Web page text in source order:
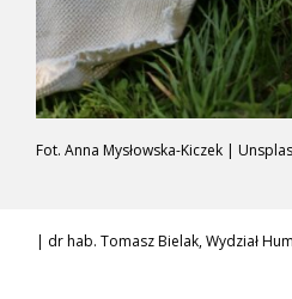
Fot. Anna Mysłowska-Kiczek |
| dr hab. Tomasz Bielak, Wydział